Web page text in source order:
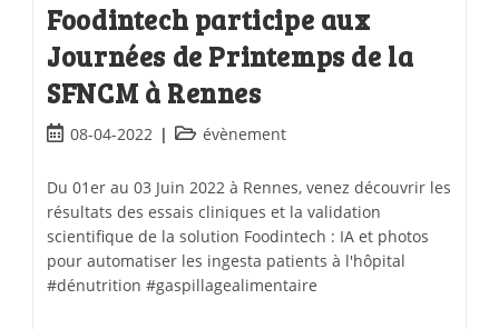
Foodintech participe aux
Journées de Printemps de la
SFNCM à Rennes
08-04-2022 évènement
Du 01er au 03 Juin 2022 à Rennes, venez découvrir les
résultats des essais cliniques et la validation
scientifique de la solution Foodintech : IA et photos
pour automatiser les ingesta patients à l'hôpital
#dénutrition #gaspillagealimentaire